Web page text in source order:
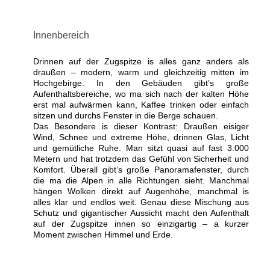
Innenbereich
Drinnen auf der Zugspitze is alles ganz anders als
draußen – modern, warm und gleichzeitig mitten im
Hochgebirge. In den Gebäuden gibt’s große
Aufenthaltsbereiche, wo ma sich nach der kalten Höhe
erst mal aufwärmen kann, Kaffee trinken oder einfach
sitzen und durchs Fenster in die Berge schauen.
Das Besondere is dieser Kontrast: Draußen eisiger
Wind, Schnee und extreme Höhe, drinnen Glas, Licht
und gemütliche Ruhe. Man sitzt quasi auf fast 3.000
Metern und hat trotzdem das Gefühl von Sicherheit und
Komfort. Überall gibt’s große Panoramafenster, durch
die ma die Alpen in alle Richtungen sieht. Manchmal
hängen Wolken direkt auf Augenhöhe, manchmal is
alles klar und endlos weit. Genau diese Mischung aus
Schutz und gigantischer Aussicht macht den Aufenthalt
auf der Zugspitze innen so einzigartig – a kurzer
Moment zwischen Himmel und Erde.